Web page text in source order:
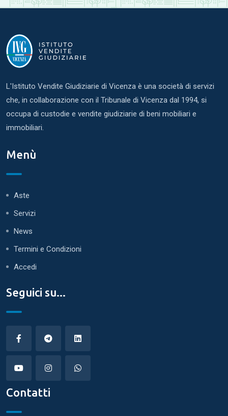
L'Istituto Vendite Giudiziarie di Vicenza è una società di servizi
che, in collaborazione con il Tribunale di Vicenza dal 1994, si
occupa di custodie e vendite giudiziarie di beni mobiliari e
immobiliari.
Menù
Aste
Servizi
News
Termini e Condizioni
Accedi
Seguici su...
Contatti